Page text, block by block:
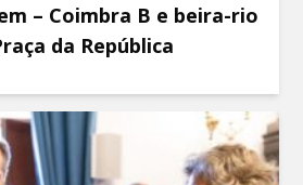
– Coimbra B e beira-rio
da República